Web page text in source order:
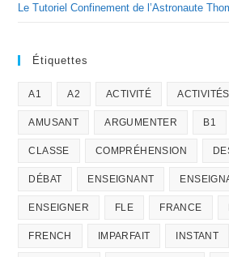
Le Tutoriel Confinement de l’Astronaute
Étiquettes
A1 A2 ACTIVITÉ ACTIVITÉS
AMUSANT ARGUMENTER B1
CLASSE COMPRÉHENSION
DÉBAT ENSEIGNANT
ENSEIGNER FLE FRANCE
FRENCH IMPARFAIT INSTANT